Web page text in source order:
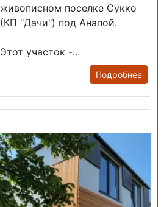
живописном поселке Сукко
(КП "Дачи") под Анапой.
Этот участок -...
Подробнее